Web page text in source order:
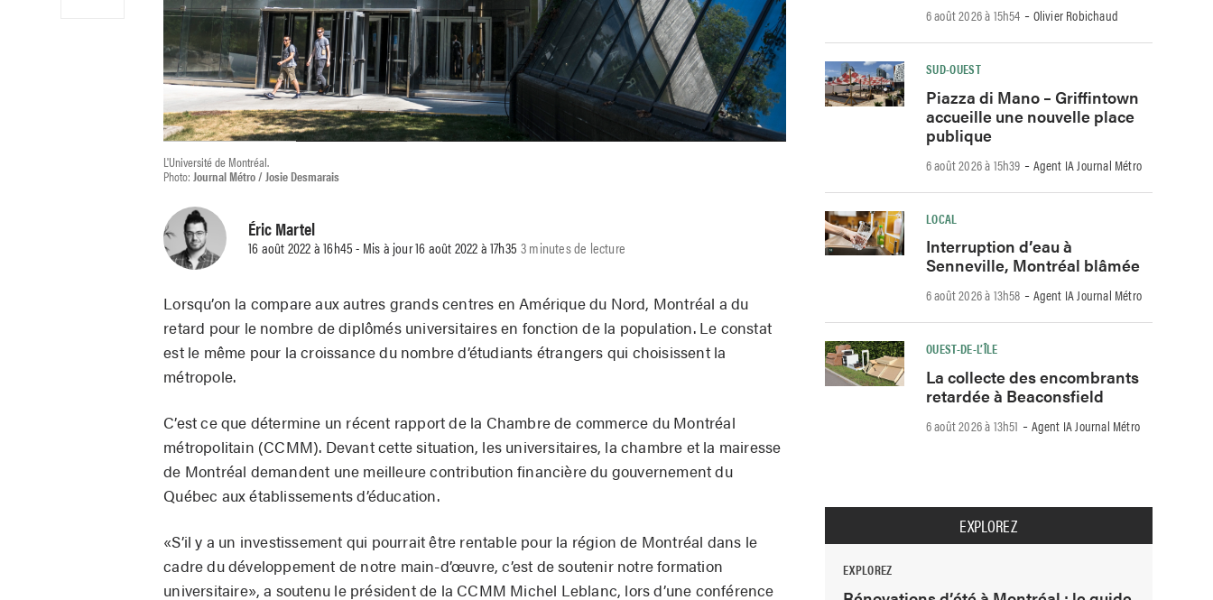
L'Université de Montréal.
Photo: Journal Métro / Josie Desmarais
Éric Martel
16 août 2022 à 16h45 - Mis à jour 16 août 2022 à 17h35 3 minutes de lecture
Lorsqu’on la compare aux autres grands centres en Amérique du Nord, Montréal a du
retard pour le nombre de diplômés universitaires en fonction de la population. Le constat
est le même pour la croissance du nombre d’étudiants étrangers qui choisissent la
métropole.
C’est ce que détermine un récent rapport de la Chambre de commerce du Montréal
métropolitain (CCMM). Devant cette situation, les universitaires, la chambre et la mairesse
de Montréal demandent une meilleure contribution financière du gouvernement du
Québec aux établissements d’éducation.
«S’il y a un investissement qui pourrait être rentable pour la région de Montréal dans le
cadre du développement de notre main-d’œuvre, c’est de soutenir notre formation
universitaire», a soutenu le président de la CCMM Michel Leblanc, lors d’une conférence
6 août 2026 à 15h54 -Olivier Robichaud
SUD-OUEST
Piazza di Mano – Griffintown
accueille une nouvelle place
publique
6 août 2026 à 15h39 -Agent IA Journal Métro
LOCAL
Interruption d’eau à
Senneville, Montréal blâmée
6 août 2026 à 13h58 -Agent IA Journal Métro
OUEST-DE-L’ÎLE
La collecte des encombrants
retardée à Beaconsfield
6 août 2026 à 13h51 -Agent IA Journal Métro
EXPLOREZ
EXPLOREZ